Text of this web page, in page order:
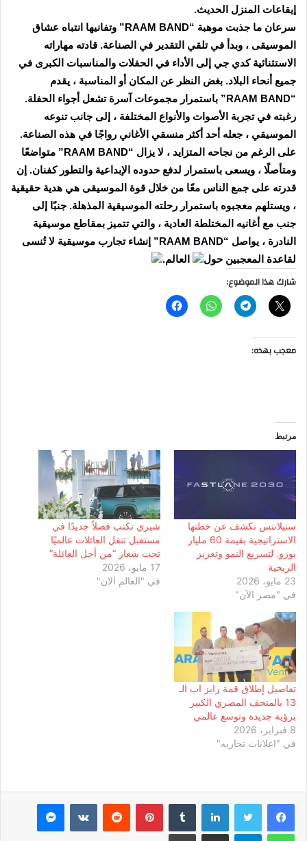
إيقاعات المنزل الحديث.
سرعان ما جذبت موهبة “RAAM BAND” وتفانيها انتباه عشاق
الموسيقى ، وبدأ في تلقي التقدير في الصناعة. قادته مهاراته
الاستثنائية كدي جي إلى الأداء في الحفلات والمناسبات الكبرى في
جميع أنحاء البلاد. بغض النظر عن المكان أو المناسبة ، يقدم
“RAAM BAND” باستمرار مجموعات آسرة تشعل أجواء الحفلة.
رغبته في تجربة الأصوات والأنواع المختلفة ، إلى جانب تنوعه
الموسيقي ، جعله أحد أكثر منسقي الأغاني رواجًا في هذه الصناعة.
على الرغم من نجاحه المتزايد ، لا يزال “RAAM BAND” متواضعًا
ومتأصلًا ، ويسعى باستمرار لدفع حدوده الإبداعية والتطور كفنان. إن
قدرته على جمع الناس معًا من خلال قوة الموسيقى هي هدية حقيقية
، ويستلهم معجبوه باستمرار رحلته الموسيقية المذهلة. جنبًا إلى
جنب مع أغانيه المختلطة العادية ، والتي تتميز بمقاطع موسيقية
النادرة ، يواصل “RAAM BAND” إنشاء تجارب موسيقية لا تُنسى
لقاعدة المعجبين حول
العالم.
شارك هذا الموضوع:
معجب بهذه:
مرتبط
ستيلانتس تكشف عن خطتها
الاستراتيجية بقيمة 60 مليار
يورو. لتسريع النمو وتعزيز
الربحية
23 مايو، 2026
في "مصر الآن"
شيري تكتب فصلاً جديدًا في
مستقبل تنقل العائلات عالميًا
تحت شعار “من أجل العائلة”
17 مايو، 2026
في "العالم الان"
تفاصيل إطلاق قمة رايز اب الـ
13 بالمتحف المصري الكبير
برؤية جديدة وتوسع عالمي
8 فبراير، 2026
في "اعلانات تجاريه"
لينكدإن بينتيريست ماسنجر
واتساب تيلقرام مشاركة عبر البريد طباعة